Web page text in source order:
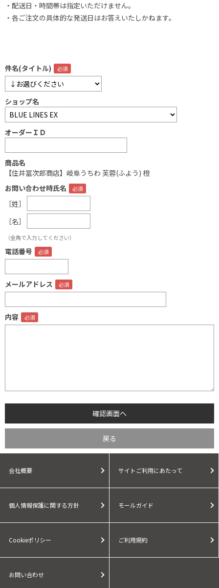
・配送日・時間帯は指定いただけません。
・各ご注文の具体的な発送日はお答えいたしかねます。
件名(タイトル)
ショップ名
オーダーＩＤ
商品名
【住井冨次郎商店】岐阜うちわ 芙蓉(ふよう) 橙
お問い合わせ時氏名
［姓］
［名］
（全角で入力してください）
電話番号
メールアドレス
内容
会社概要 サイトご利用にあたって
個人情報保護に関する方針 モールガイド
Cookieポリシー ご利用規約
お問い合わせ